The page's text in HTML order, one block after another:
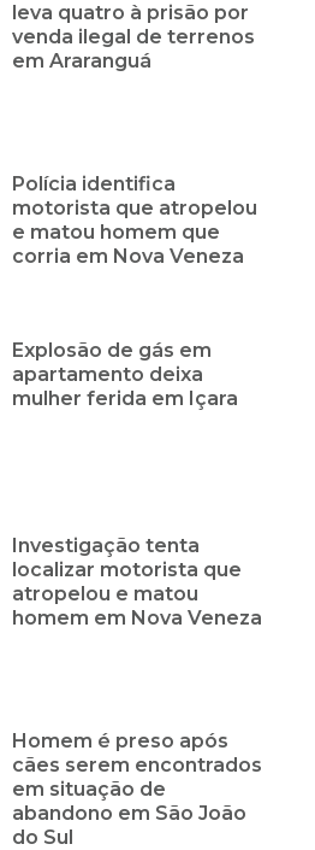
leva quatro à prisão por
venda ilegal de terrenos
em Araranguá
Polícia identifica
motorista que atropelou
e matou homem que
corria em Nova Veneza
Explosão de gás em
apartamento deixa
mulher ferida em Içara
Investigação tenta
localizar motorista que
atropelou e matou
homem em Nova Veneza
Homem é preso após
cães serem encontrados
em situação de
abandono em São João
do Sul